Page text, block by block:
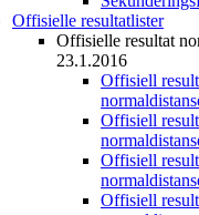
Offisielle resultatlister
Offisielle resultat
23.1.2016
Offisiell
Offisiell
Offisiell
Offisiell